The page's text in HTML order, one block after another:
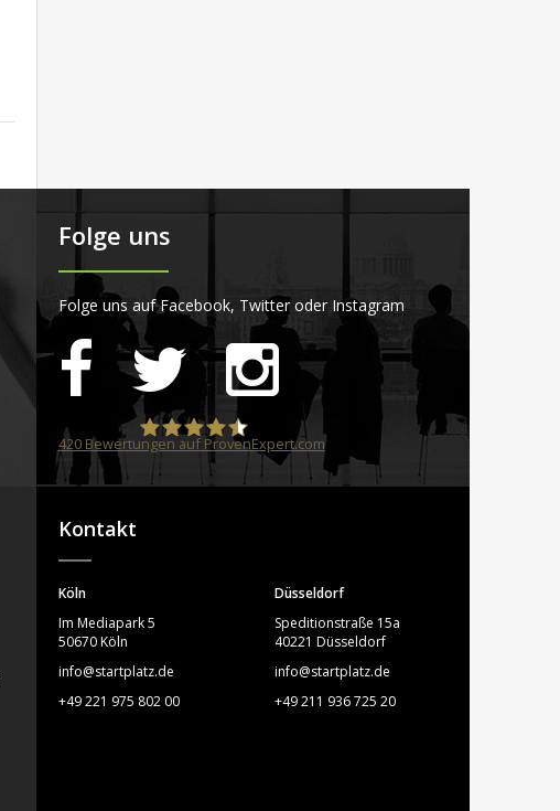
Folge uns
Folge uns auf Facebook, Twitter oder Instagram
STARTPLATZ
420Bewertungen auf ProvenExpert.com
Kontakt
Köln
Im Mediapark 5
50670 Köln
info@startplatz.de
+49 221 975 802 00
Düsseldorf
Speditionstraße 15a
40221 Düsseldorf
info@startplatz.de
+49 211 936 725 20